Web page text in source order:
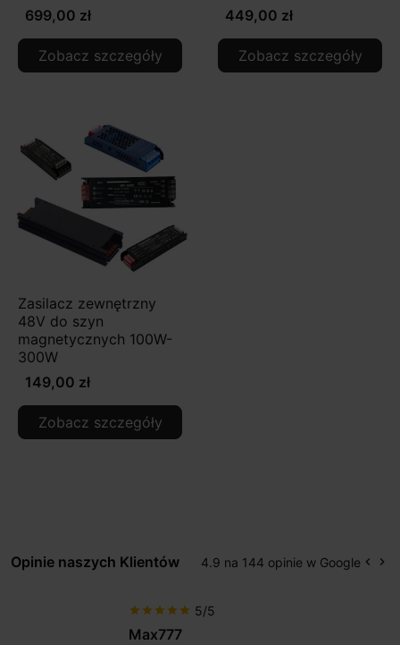
699,00 zł
Zobacz szczegóły
449,00 zł
Zobacz szczegóły
Zasilacz zewnętrzny
48V do szyn
magnetycznych 100W-
300W
149,00 zł
Zobacz szczegóły
Opinie naszych Klientów 4.9 na 144 opinie w Google keyboard_arrow_left keyboard_arrow_right